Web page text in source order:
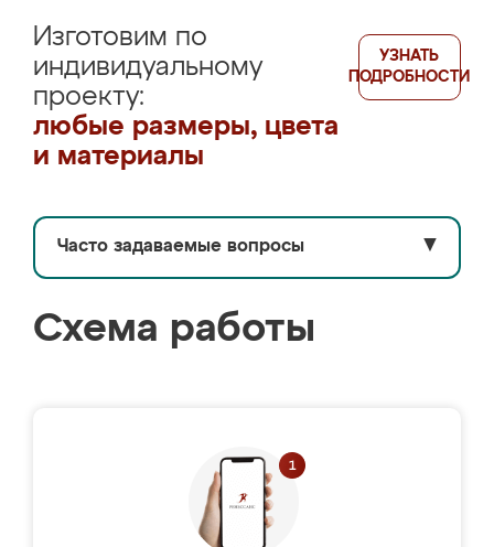
Изготовим по
индивидуальному
проекту:
любые размеры, цвета
и материалы
УЗНАТЬ
ПОДРОБНОСТИ
Часто задаваемые вопросы ▼
Схема работы